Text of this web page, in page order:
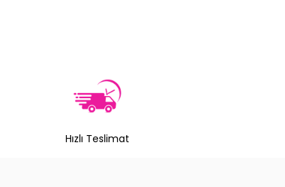
Hızlı Teslimat